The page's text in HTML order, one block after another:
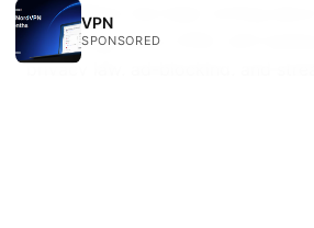
Clio Jaffrey has been writing
technology since 2018, with
privacy law, ad-blocking, and
VPN
SPONSORED